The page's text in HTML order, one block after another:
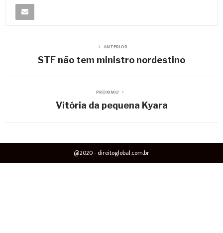
ANTERIOR
STF não tem ministro nordestino
PRÓXIMO
Vitória da pequena Kyara
@2020 - direitoglobal.com.br